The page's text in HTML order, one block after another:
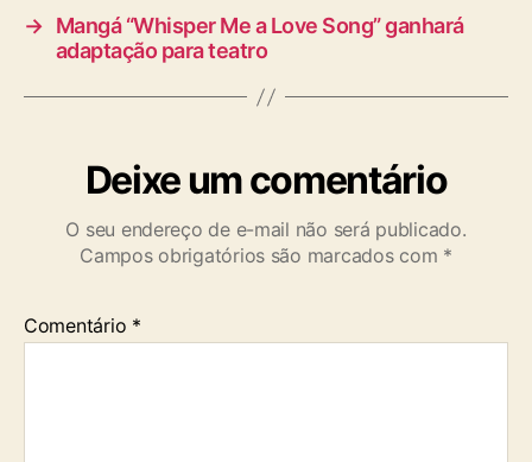
→ Mangá “Whisper Me a Love Song” ganhará
adaptação para teatro
Deixe um comentário
O seu endereço de e-mail não será publicado.
Campos obrigatórios são marcados com *
Comentário *